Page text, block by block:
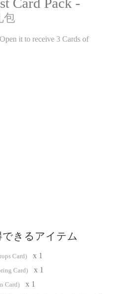
包
it to receive 3 Cards of
きるアイテム
Card)
x 1
Card)
x 1
Card)
x 1